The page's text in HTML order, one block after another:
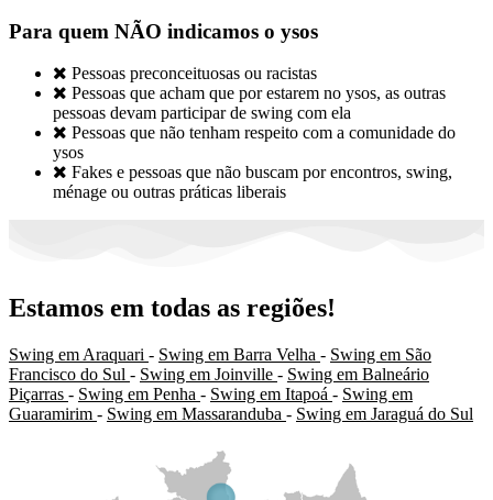
Para quem NÃO indicamos o ysos
 Pessoas preconceituosas ou racistas
 Pessoas que acham que por estarem no ysos, as outras
pessoas devam participar de swing com ela
 Pessoas que não tenham respeito com a comunidade do
ysos
 Fakes e pessoas que não buscam por encontros, swing,
ménage ou outras práticas liberais
Estamos em todas as regiões!
Swing em Araquari - Swing em Barra Velha - Swing em São
Francisco do Sul - Swing em Joinville - Swing em Balneário
Piçarras - Swing em Penha - Swing em Itapoá - Swing em
Guaramirim - Swing em Massaranduba - Swing em Jaraguá do Sul